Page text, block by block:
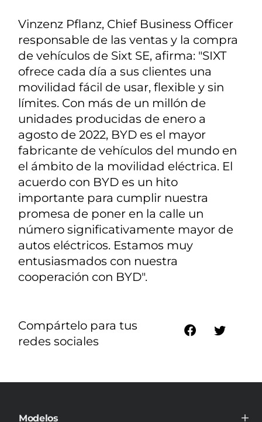
Vinzenz Pflanz, Chief Business Officer
responsable de las ventas y la compra
de vehículos de Sixt SE, afirma: "SIXT
ofrece cada día a sus clientes una
movilidad fácil de usar, flexible y sin
límites. Con más de un millón de
unidades producidas de enero a
agosto de 2022, BYD es el mayor
fabricante de vehículos del mundo en
el ámbito de la movilidad eléctrica. El
acuerdo con BYD es un hito
importante para cumplir nuestra
promesa de poner en la calle un
número significativamente mayor de
autos eléctricos. Estamos muy
entusiasmados con nuestra
cooperación con BYD".
Compártelo para tus
redes sociales
Modelos